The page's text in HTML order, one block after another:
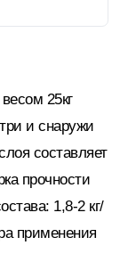
25кг
и снаружи
составляет
прочности
1,8-2 кг/
применения